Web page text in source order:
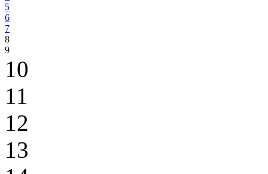
5
6
7
8
9
10
11
12
13